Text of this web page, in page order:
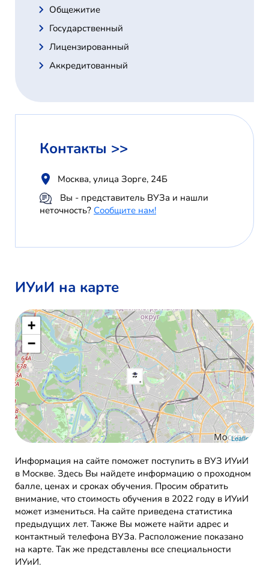
Общежитие
Государственный
Лицензированный
Аккредитованный
Контакты >>
Москва, улица Зорге, 24Б
Вы - представитель ВУЗа и нашли
неточность? Сообщите нам!
ИУиИ на карте
+
−
Leaflet
Информация на сайте поможет поступить в ВУЗ ИУиИ
в Москве. Здесь Вы найдете информацию о проходном
балле, ценах и сроках обучения. Просим обратить
внимание, что стоимость обучения в 2022 году в ИУиИ
может измениться. На сайте приведена статистика
предыдущих лет. Также Вы можете найти адрес и
контактный телефона ВУЗа. Расположение показано
на карте. Так же представлены все специальности
ИУиИ.